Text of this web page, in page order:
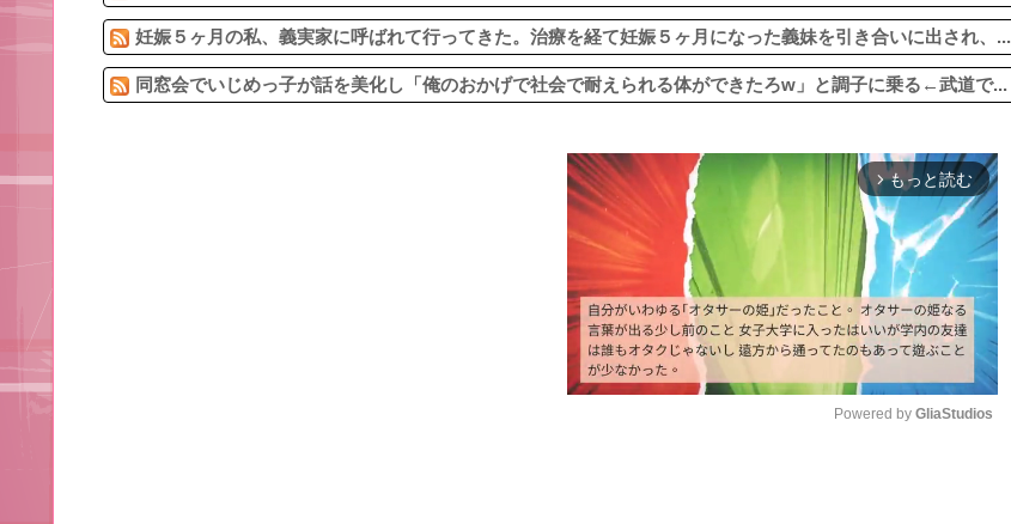
妊娠５ヶ月の私、義実家に呼ばれて行ってきた。治療を経て妊娠５ヶ月になった義妹を引き合いに出され、...
同窓会でいじめっ子が話を美化し「俺のおかげで社会で耐えられる体ができたろw」と調子に乗る←武道で...
arrow_forward_ios もっと読む
Powered by GliaStudios